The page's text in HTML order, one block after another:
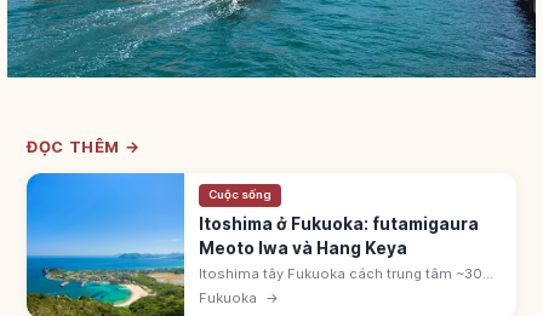
ĐỌC THÊM →
Cuộc sống
Itoshima ở Fukuoka: futamigaura
Meoto Iwa và Hang Keya
Itoshima tây Fukuoka cách trung tâm ~30
phút ô tô. Futamigaura cặp đá Meoto Iwa và
Fukuoka →